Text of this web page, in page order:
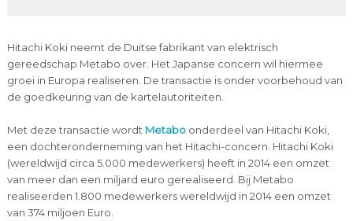
Hitachi Koki neemt de Duitse fabrikant van elektrisch
gereedschap Metabo over. Het Japanse concern wil hiermee
groei in Europa realiseren. De transactie is onder voorbehoud van
de goedkeuring van de kartelautoriteiten.
Met deze transactie wordt Metaboonderdeel van Hitachi Koki,
een dochteronderneming van het Hitachi-concern. Hitachi Koki
(wereldwijd circa 5.000 medewerkers) heeft in 2014 een omzet
van meer dan een miljard euro gerealiseerd. Bij Metabo
realiseerden 1.800 medewerkers wereldwijd in 2014 een omzet
van 374 miljoen Euro.